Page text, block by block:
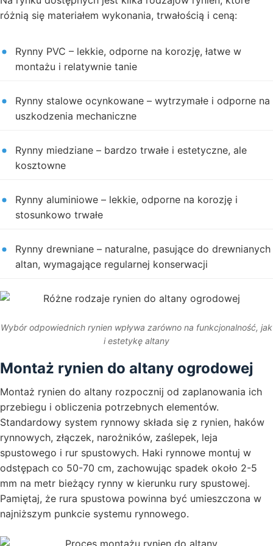
różnią się materiałem wykonania, trwałością i ceną:
Rynny PVC – lekkie, odporne na korozję, łatwe w
montażu i relatywnie tanie
Rynny stalowe ocynkowane – wytrzymałe i odporne na
uszkodzenia mechaniczne
Rynny miedziane – bardzo trwałe i estetyczne, ale
kosztowne
Rynny aluminiowe – lekkie, odporne na korozję i
stosunkowo trwałe
Rynny drewniane – naturalne, pasujące do drewnianych
altan, wymagające regularnej konserwacji
Wybór odpowiednich rynien wpływa zarówno na funkcjonalność, jak
i estetykę altany
Montaż rynien do altany ogrodowej
Montaż rynien do altany rozpocznij od zaplanowania ich
przebiegu i obliczenia potrzebnych elementów.
Standardowy system rynnowy składa się z rynien, haków
rynnowych, złączek, narożników, zaślepek, leja
spustowego i rur spustowych. Haki rynnowe montuj w
odstępach co 50-70 cm, zachowując spadek około 2-5
mm na metr bieżący rynny w kierunku rury spustowej.
Pamiętaj, że rura spustowa powinna być umieszczona w
najniższym punkcie systemu rynnowego.